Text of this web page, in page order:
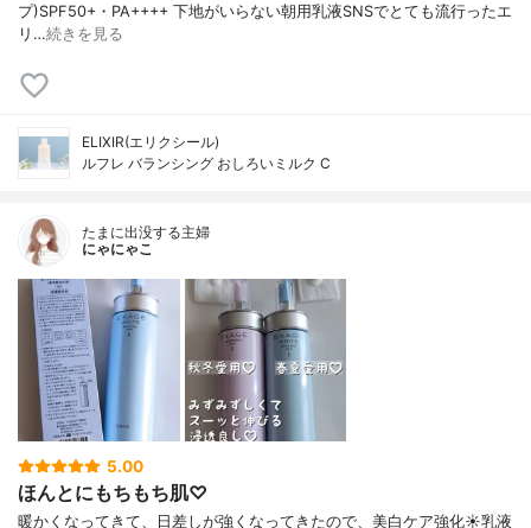
プ)SPF50+・PA++++ 下地がいらない朝用乳液SNSでとても流行ったエ
リ…続きを見る
ELIXIR(エリクシール)
ルフレ バランシング おしろいミルク C
たまに出没する主婦
にゃにゃこ
5.00
ほんとにもちもち肌♡
暖かくなってきて、日差しが強くなってきたので、美白ケア強化☀乳液